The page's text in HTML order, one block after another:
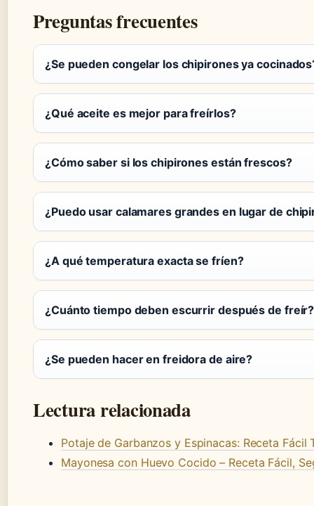
Preguntas frecuentes
¿Se pueden congelar los chipirones ya
¿Qué aceite es mejor para freírlos?
¿Cómo saber si los chipirones están frescos?
¿Puedo usar calamares grandes en lugar de
¿A qué temperatura exacta se fríen?
¿Cuánto tiempo deben escurrir después de freír?
¿Se pueden hacer en freidora de aire?
Lectura relacionada
Potaje de Garbanzos y Espinacas: Receta Fácil
Mayonesa con Huevo Cocido – Receta Fácil,